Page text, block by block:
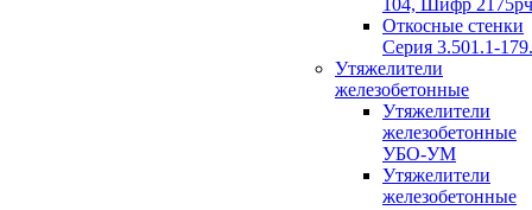
104, Шифр
Откосные стенки
Серия 3.501.1-
Утяжелители
железобетонные
Утяжелители
железобетонные
УБО-УМ
Утяжелители
железобетонные